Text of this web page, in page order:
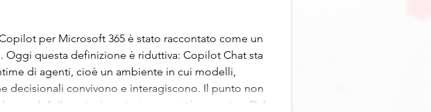
per Microsoft 365 è stato raccontato come un
Oggi questa definizione è riduttiva: Copilot Chat sta
di agenti, cioè un ambiente in cui modelli,
decisionali convivono e interagiscono. Il punto non
Il punto è costruire capacità operative. Dal